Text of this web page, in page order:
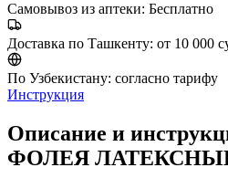
Самовывоз из аптеки: Бесплатно
Доставка по Ташкенту: от 10 000
По Узбекистану: согласно тарифу
Инструкция
Описание и
ФОЛЕЯ ЛАТЕКСНЫЙ